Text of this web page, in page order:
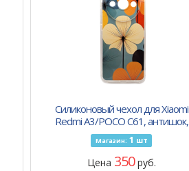
Силиконовый чехол для Xiaomi
Redmi A3/POCO C61, антишок,
красочный принт, цветок пять
лепестков
Магазин: 1 шт
Цена 350руб.